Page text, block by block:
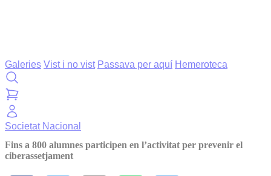
Galeries Vist i no vist Passava per aquí Hemeroteca
Societat Nacional
Fins a 800 alumnes participen en l’activitat per prevenir el
ciberassetjament